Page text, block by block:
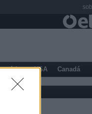
USA Canadá